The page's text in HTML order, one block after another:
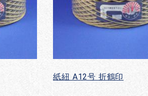
紙紐 A12号 折鶴印